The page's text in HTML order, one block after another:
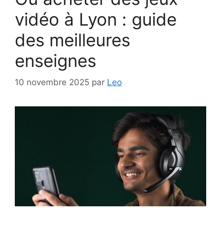
vidéo à Lyon : guide
des meilleures
enseignes
10 novembre 2025 par Leo